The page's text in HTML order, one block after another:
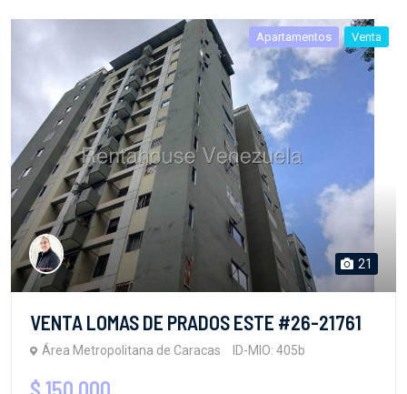
Apartamentos Venta
21
VENTA LOMAS DE PRADOS ESTE #26-21761
Área Metropolitana de Caracas ID-MIO: 405b
$ 150,000